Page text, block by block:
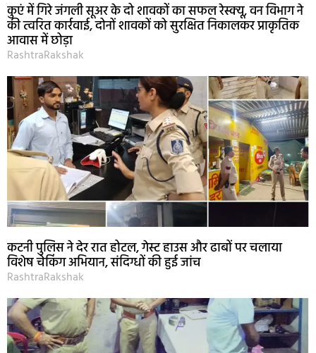
कुएं में गिरे जंगली सूअर के दो शावकों का सफल रेस्क्यू, वन विभाग ने
की त्वरित कार्रवाई, दोनों शावकों को सुरक्षित निकालकर प्राकृतिक
आवास में छोड़ा
RashtraRakshak
कटनी पुलिस ने देर रात होटल, गेस्ट हाउस और ढाबों पर चलाया
विशेष चेकिंग अभियान, संदिग्धों की हुई जांच
RashtraRakshak